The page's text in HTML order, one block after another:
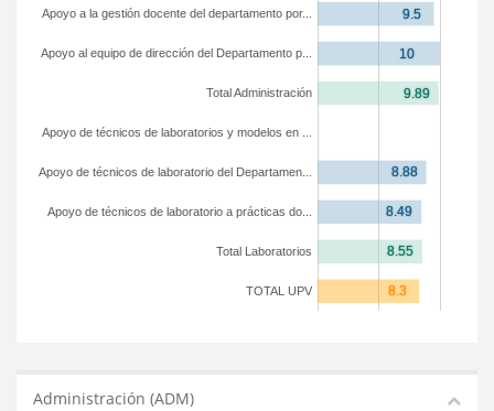
TOTAL UPV
Total Laboratorios
Apoyo de técnicos de laboratorio a prácticas do...
Apoyo de técnicos de laboratorio del Departamen...
Apoyo de técnicos de laboratorios y modelos en ...
Total Administración
Apoyo al equipo de dirección del Departamento p...
Apoyo a la gestión docente del departamento por...
Administración (ADM)